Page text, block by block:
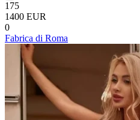
175
1400 EUR
0
Fabrica di Roma